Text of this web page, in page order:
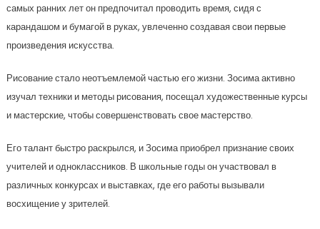
самых ранних лет он предпочитал проводить время, сидя с
карандашом и бумагой в руках, увлеченно создавая свои первые
произведения искусства.
Рисование стало неотъемлемой частью его жизни. Зосима активно
изучал техники и методы рисования, посещал художественные курсы
и мастерские, чтобы совершенствовать свое мастерство.
Его талант быстро раскрылся, и Зосима приобрел признание своих
учителей и одноклассников. В школьные годы он участвовал в
различных конкурсах и выставках, где его работы вызывали
восхищение у зрителей.